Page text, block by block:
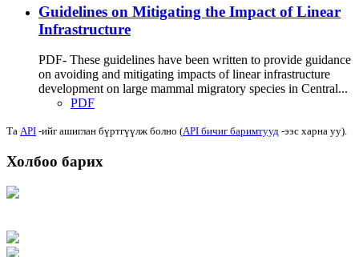
Guidelines on Mitigating the Impact of Linear
Infrastructure
PDF- These guidelines have been written to provide guidance
on avoiding and mitigating impacts of linear infrastructure
development on large mammal migratory species in Central...
PDF
Та API -ийг ашиглан бүртгүүлж болно (API бичиг баримтууд -ээс харна уу).
Холбоо барих